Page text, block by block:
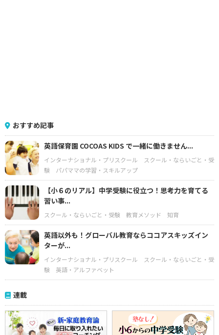
おすすめ記事
英語保育園 COCOAS KIDS で一緒に働きません...
インターナショナル・プリスクール
スクール・ならいごと・受
験
パパママの学習・スキルアップ
【小６のリアル】中学受験に役立つ！思考力を育てる
習い事...
スクール・ならいごと・受験 教育メソッド 知育
英語以外も！グローバル教育ならココアスキッズイン
ターが...
インターナショナル・プリスクール
スクール・ならいごと・受
験
英語・アルファベット
連載